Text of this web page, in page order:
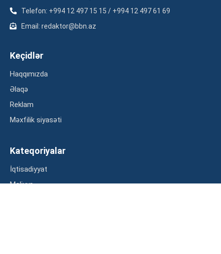
Telefon: +994 12 497 15 15 / +994 12 497 61 69
Email: redaktor@bbn.az
Keçidlər
Haqqımızda
Əlaqə
Reklam
Məxfilik siyasəti
Kateqoriyalar
İqtisadiyyat
Maliyyə